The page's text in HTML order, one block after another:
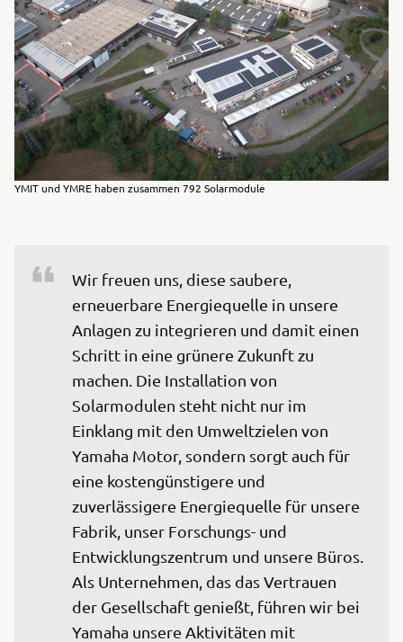
YMIT und YMRE haben zusammen 792 Solarmodule
Wir freuen uns, diese saubere,
erneuerbare Energiequelle in unsere
Anlagen zu integrieren und damit einen
Schritt in eine grünere Zukunft zu
machen. Die Installation von
Solarmodulen steht nicht nur im
Einklang mit den Umweltzielen von
Yamaha Motor, sondern sorgt auch für
eine kostengünstigere und
zuverlässigere Energiequelle für unsere
Fabrik, unser Forschungs- und
Entwicklungszentrum und unsere Büros.
Als Unternehmen, das das Vertrauen
der Gesellschaft genießt, führen wir bei
Yamaha unsere Aktivitäten mit